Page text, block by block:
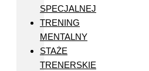
SPECJALNEJ
TRENING
MENTALNY
STAŻE
TRENERSKIE